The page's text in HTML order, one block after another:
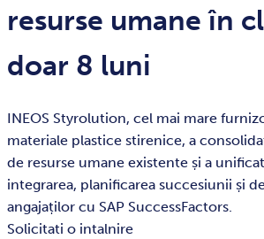
resurse umane în
doar 8 luni
INEOS Styrolution, cel mai mare
materiale plastice stirenice, a
de resurse umane existente și a
integrarea, planificarea succesiunii și
angajaților cu SAP SuccessFactors.
Solicitati o intalnire